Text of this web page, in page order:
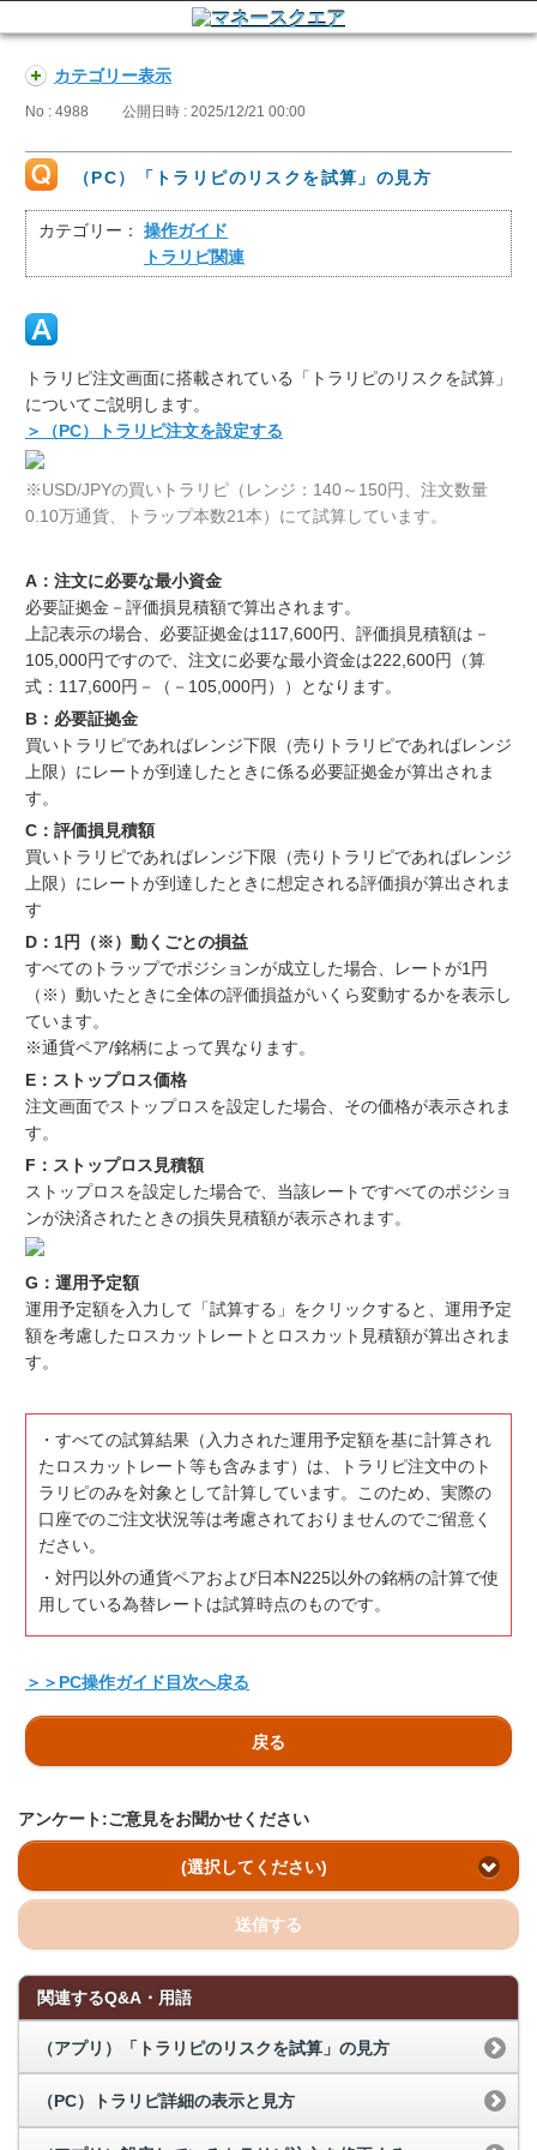
カテゴリー表示
No : 4988 公開日時 : 2025/12/21 00:00
（PC）「トラリピのリスクを試算」の見方
カテゴリー：
操作ガイド
トラリピ関連
トラリピ注文画面に搭載されている「トラリピのリスクを試算」
についてご説明します。
＞（PC）トラリピ注文を設定する
※USD/JPYの買いトラリピ（レンジ：140～150円、注文数量
0.10万通貨、トラップ本数21本）にて試算しています。
A：注文に必要な最小資金
必要証拠金－評価損見積額で算出されます。
上記表示の場合、必要証拠金は117,600円、評価損見積額は－
105,000円ですので、注文に必要な最小資金は222,600円（算
式：117,600円－（－105,000円））となります。
B：必要証拠金
買いトラリピであればレンジ下限（売りトラリピであればレンジ
上限）にレートが到達したときに係る必要証拠金が算出されま
す。
C：評価損見積額
買いトラリピであればレンジ下限（売りトラリピであればレンジ
上限）にレートが到達したときに想定される評価損が算出されま
す
D：1円（※）動くごとの損益
すべてのトラップでポジションが成立した場合、レートが1円
（※）動いたときに全体の評価損益がいくら変動するかを表示し
ています。
※通貨ペア/銘柄によって異なります。
E：ストップロス価格
注文画面でストップロスを設定した場合、その価格が表示されま
す。
F：ストップロス見積額
ストップロスを設定した場合で、当該レートですべてのポジショ
ンが決済されたときの損失見積額が表示されます。
G：運用予定額
運用予定額を入力して「試算する」をクリックすると、運用予定
額を考慮したロスカットレートとロスカット見積額が算出されま
す。
・すべての試算結果（入力された運用予定額を基に計算され
たロスカットレート等も含みます）は、トラリピ注文中のト
ラリピのみを対象として計算しています。このため、実際の
口座でのご注文状況等は考慮されておりませんのでご留意く
ださい。
・対円以外の通貨ペアおよび日本N225以外の銘柄の計算で使
用している為替レートは試算時点のものです。
＞＞PC操作ガイド目次へ戻る
戻る
アンケート:ご意見をお聞かせください
(選択してください)
送信する
関連するQ&A・用語
（アプリ）「トラリピのリスクを試算」の見方
（PC）トラリピ詳細の表示と見方